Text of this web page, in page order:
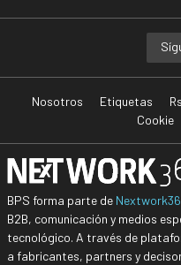
Nosotros Etiquetas
Cookie
BPS forma parte de
B2B, comunicación y medios
tecnológico. A través de
a fabricantes, partners y